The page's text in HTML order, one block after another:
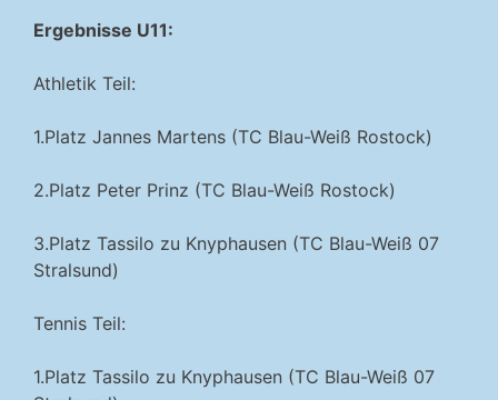
Ergebnisse U11:
Athletik Teil:
1.Platz Jannes Martens (TC Blau-Weiß Rostock)
2.Platz Peter Prinz (TC Blau-Weiß Rostock)
3.Platz Tassilo zu Knyphausen (TC Blau-Weiß 07
Stralsund)
Tennis Teil:
1.Platz Tassilo zu Knyphausen (TC Blau-Weiß 07